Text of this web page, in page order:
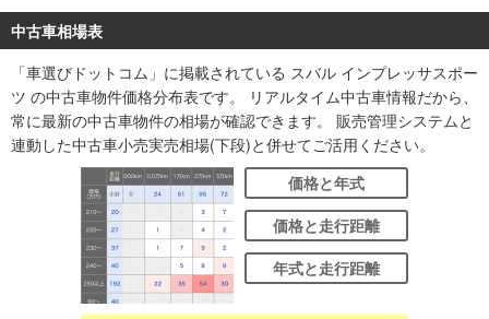
中古車相場表
「車選びドットコム」に掲載されている スバル インプレッサスポー
ツ の中古車物件価格分布表です。 リアルタイム中古車情報だから、
常に最新の中古車物件の相場が確認できます。 販売管理システムと
連動した中古車小売実売相場(下段)と併せてご活用ください。
価格と年式
価格と走行距離
年式と走行距離